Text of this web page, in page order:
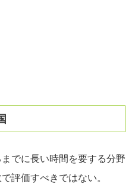
でに長い時間を要する分野
評価すべきではない。